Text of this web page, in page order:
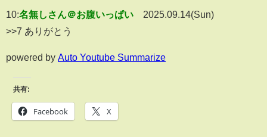
10:名無しさん＠お腹いっぱい
2025.09.14(Sun)
>>7 ありがとう
powered by Auto Youtube Summarize
共有:
Facebook X